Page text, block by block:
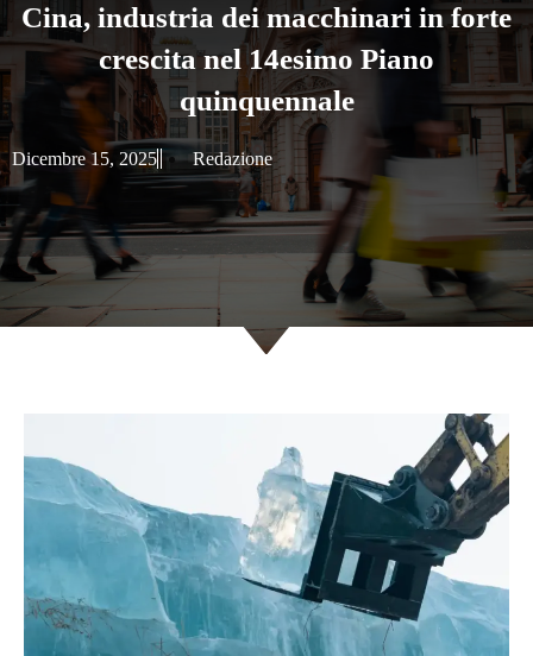
Cina, industria dei macchinari in forte
crescita nel 14esimo Piano
quinquennale
Dicembre 15, 2025 Redazione